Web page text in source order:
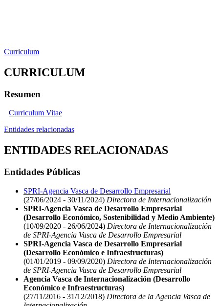
Curriculum
CURRICULUM
Resumen
Curriculum Vitae
Entidades relacionadas
ENTIDADES RELACIONADAS
Entidades Públicas
SPRI-Agencia Vasca de Desarrollo Empresarial
(27/06/2024 - 30/11/2024) Directora de Internacionalización
SPRI-Agencia Vasca de Desarrollo Empresarial
(Desarrollo Económico, Sostenibilidad y Medio Ambiente)
(10/09/2020 - 26/06/2024) Directora de Internacionalización
de SPRI-Agencia Vasca de Desarrollo Empresarial
SPRI-Agencia Vasca de Desarrollo Empresarial
(Desarrollo Económico e Infraestructuras)
(01/01/2019 - 09/09/2020) Directora de Internacionalización
de SPRI-Agencia Vasca de Desarrollo Empresarial
Agencia Vasca de Internacionalización (Desarrollo
Económico e Infraestructuras)
(27/11/2016 - 31/12/2018) Directora de la Agencia Vasca de